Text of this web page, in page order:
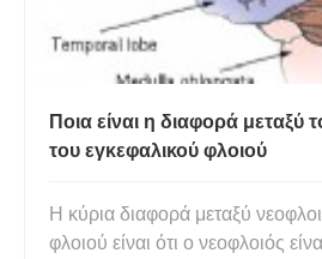
Ποια είναι η διαφορά μεταξύ
του εγκεφαλικού φλοιού
Η κύρια διαφορά μεταξύ
φλοιού είναι ότι ο νεοφλοιός